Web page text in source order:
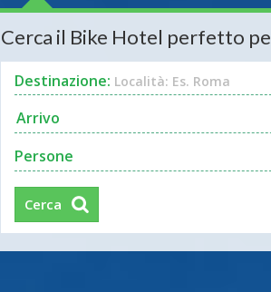
Cerca il Bike Hotel perfetto
Destinazione: Località: Es. Roma
Persone
Cerca